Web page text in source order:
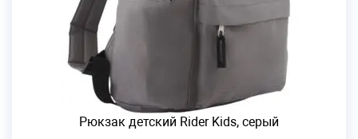
Рюкзак детский Rider Kids, серый